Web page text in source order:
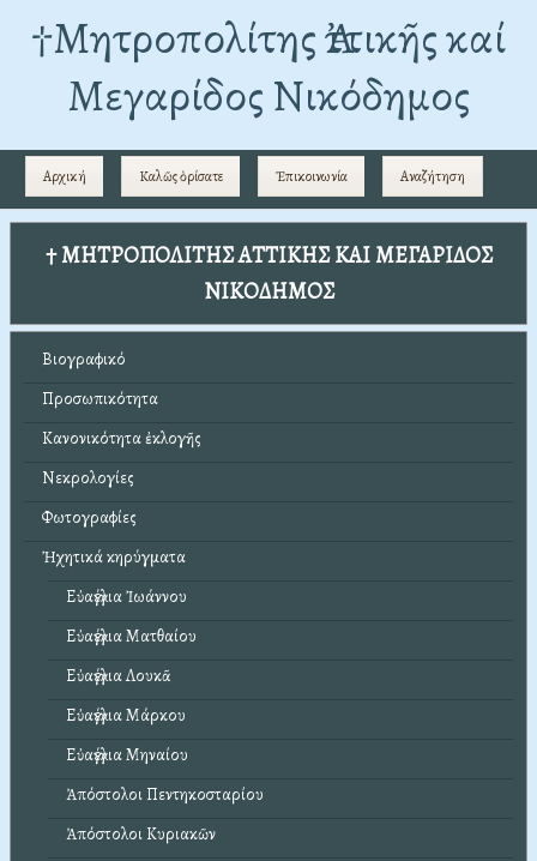
†Mητροπολίτης Ἀττικῆς καί
Μεγαρίδος Νικόδημος
Αρχική Καλῶς ὁρίσατε Ἐπικοινωνία Αναζήτηση
† ΜΗΤΡΟΠΟΛΙΤΗΣ ΑΤΤΙΚΗΣ ΚΑΙ ΜΕΓΑΡΙΔΟΣ
ΝΙΚΟΔΗΜΟΣ
Βιογραφικό
Προσωπικότητα
Κανονικότητα ἐκλογῆς
Νεκρολογίες
Φωτογραφίες
Ἠχητικά κηρύγματα
Εὐαγγέλια Ἰωάννου
Εὐαγγέλια Ματθαίου
Εὐαγγέλια Λουκᾶ
Εὐαγγέλια Μάρκου
Εὐαγγέλια Μηναίου
Ἀπόστολοι Πεντηκοσταρίου
Ἀπόστολοι Κυριακῶν